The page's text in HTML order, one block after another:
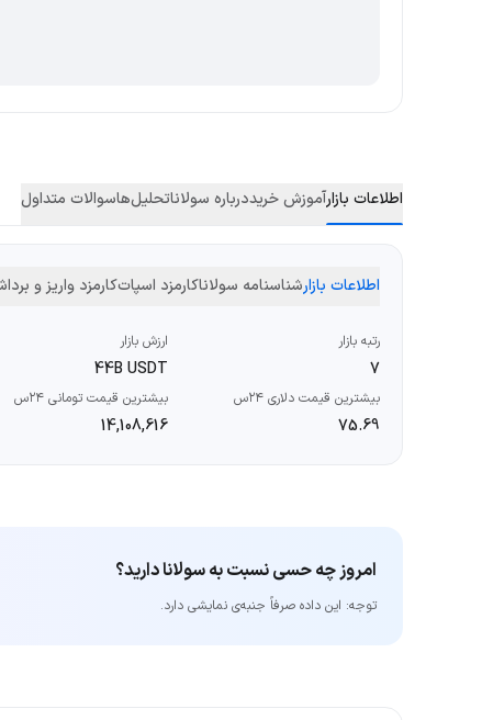
اطلاعات بازارآموزش خریددرباره سولاناتحلیل‌هاسوالات متداول
اطلاعات بازارشناسنامه سولاناکارمزد اسپاتکارمزد واریز و
رتبه بازار
7
ارزش بازار
44B USDT
بیشترین قیمت دلاری ۲۴س
75.69
بیشترین قیمت تومانی ۲۴س
14,108,616
امروز چه حسی نسبت به سولانا دارید؟
توجه: این داده‌ صرفاً جنبه‌ی نمایشی دارد.